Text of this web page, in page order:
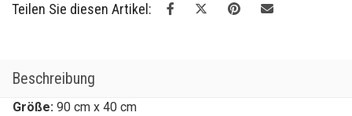
Teilen Sie diesen Artikel:
Beschreibung
Größe: 90 cm x 40 cm